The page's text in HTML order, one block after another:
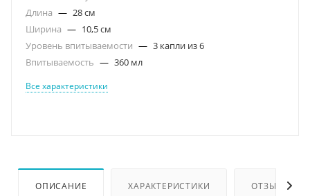
Длина — 28 см
Ширина — 10,5 см
Уровень впитываемости — 3 капли из 6
Впитываемость — 360 мл
Все характеристики
ОПИСАНИЕ ХАРАКТЕРИСТИКИ ОТЗЫВЫ